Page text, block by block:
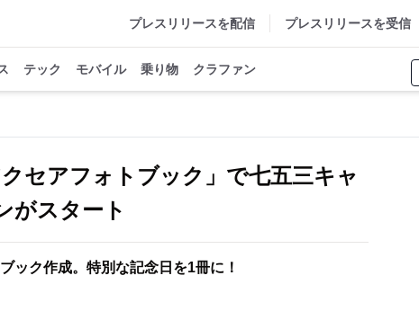
プレスリリースを配信 プレスリリースを受信
テック モバイル 乗り物 クラファン
セアフォトブック」で七五三キャ
がスタート
ック作成。特別な記念日を1冊に！